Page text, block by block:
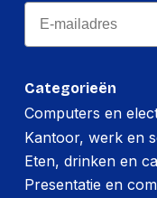
Categorieën
Computers en
Kantoor, werk en
Eten, drinken en
Presentatie en
Email